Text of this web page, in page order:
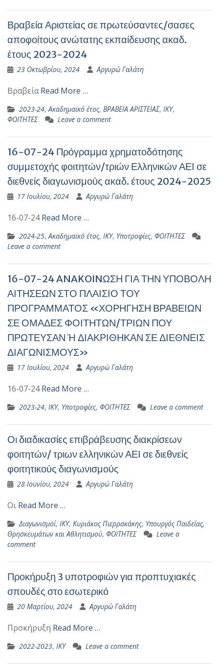
Βραβεία Αριστείας σε πρωτεύσαντες/σασες
αποφοίτους ανώτατης εκπαίδευσης ακαδ.
έτους 2023-2024
23 Οκτωβρίου, 2024 Αργυρώ Γαλάτη
ΒραβείαRead More …
2023-24,Ακαδημαϊκό έτος, ΒΡΑΒΕΙΑ ΑΡΙΣΤΕΙΑΣ, ΙΚΥ,
ΦΟΙΤΗΤΕΣ
Leave a comment
16-07-24 Πρόγραμμα χρηματοδότησης
συμμετοχής φοιτητών/τριών Ελληνικών ΑΕΙ σε
διεθνείς διαγωνισμούς ακαδ. έτους 2024-2025
17 Ιουλίου, 2024 Αργυρώ Γαλάτη
16-07-24Read More …
2024-25,Ακαδημαϊκό έτος, ΙΚΥ, Υποτροφίες, ΦΟΙΤΗΤΕΣ
Leave a comment
16-07-24 ANAKOINΩΣΗ ΓΙΑ ΤΗΝ ΥΠΟΒΟΛΗ
ΑΙΤΗΣΕΩΝ ΣΤΟ ΠΛΑΙΣΙΟ ΤΟΥ
ΠΡΟΓΡΑΜΜΑΤΟΣ «ΧΟΡΗΓΗΣΗ ΒΡΑΒΕΙΩΝ
ΣΕ ΟΜΑΔΕΣ ΦΟΙΤΗΤΩΝ/ΤΡΙΩΝ ΠΟΥ
ΠΡΩΤΕΥΣΑΝ Ή ΔΙΑΚΡΙΘΗΚΑΝ ΣΕ ΔΙΕΘΝΕΙΣ
ΔΙΑΓΩΝΙΣΜΟΥΣ»
17 Ιουλίου, 2024 Αργυρώ Γαλάτη
16-07-24Read More …
2023-24, ΙΚΥ, Υποτροφίες, ΦΟΙΤΗΤΕΣ Leave a comment
Οι διαδικασίες επιβράβευσης διακρίσεων
φοιτητών/ τριων ελληνικών ΑΕΙ σε διεθνείς
φοιτητικούς διαγωνισμούς
28 Ιουνίου, 2024 Αργυρώ Γαλάτη
Οι Read More …
Διαγωνισμοί, ΙΚΥ, Κυριάκος Πιερρακάκης, Υπουργός Παιδείας,
Θρησκευμάτων και Αθλητισμού, ΦΟΙΤΗΤΕΣ
Leave a
comment
Προκήρυξη 3 υποτροφιών για προπτυχιακές
σπουδές στο εσωτερικό
20 Μαρτίου, 2024 Αργυρώ Γαλάτη
Προκήρυξη Read More …
2022-2023, ΙΚΥ Leave a comment